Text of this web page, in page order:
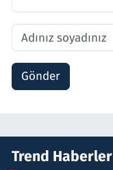
Gönder
Trend Haberler